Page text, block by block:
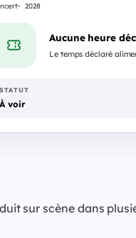
2028
Aucune heure
Le temps déclaré
STATUT
À voir
sur scène dans